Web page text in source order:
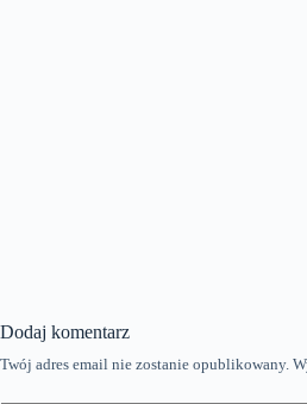
Dodaj komentarz
Twój adres email nie zostanie opublikowany.